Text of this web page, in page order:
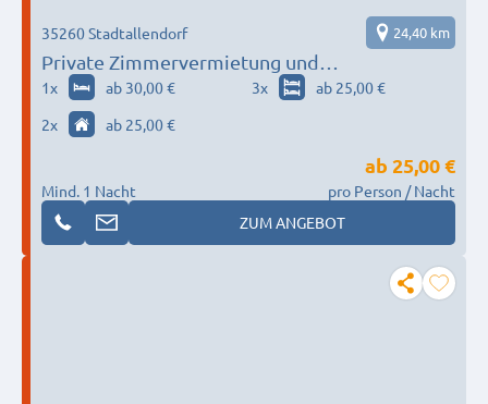
Private Zimmervermietung und
Monteurzimmer Mann
35260 Stadtallendorf 24,40 km
1x ab 30,00 € 3x
ab 25,00 €
2x ab 25,00 €
Mind. 1 Nacht
ab 25,00 €
pro Person / Nacht
ZUM ANGEBOT